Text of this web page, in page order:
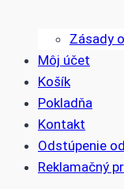
Zásady
Môj účet
Košík
Pokladňa
Kontakt
Odstúpenie
Reklamačný